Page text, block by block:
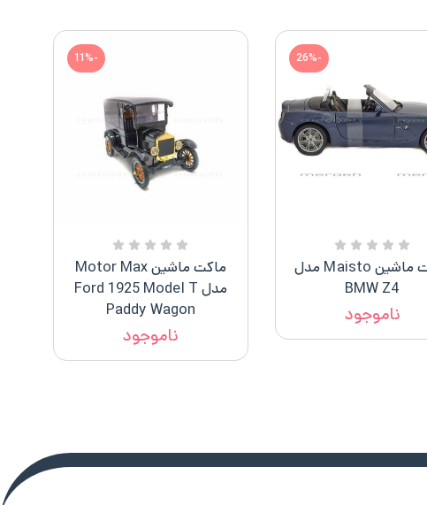
-26%
ماکت ماشین Maisto مدل
BMW Z4
ناموجود
-11%
ماکت ماشین Motor Max
مدل Ford 1925 Model T
Paddy Wagon
ناموجود